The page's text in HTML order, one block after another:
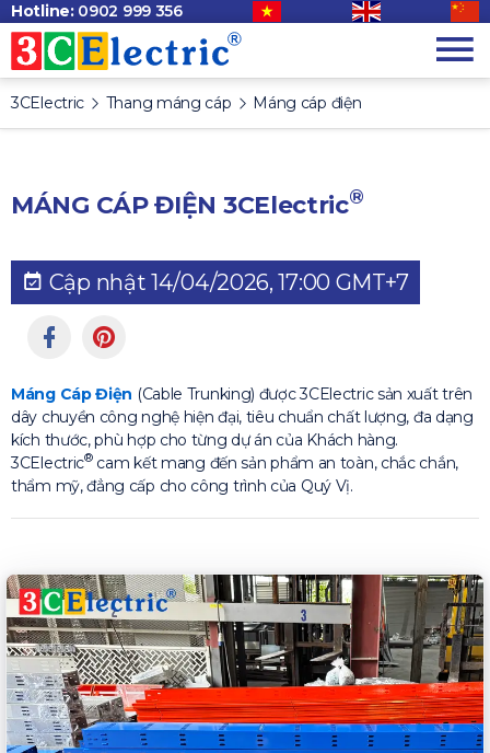
Hotline: 0902 999 356
3CElectric Thang máng cáp Máng cáp điện
MÁNG CÁP ĐIỆN 3CElectric®
Cập nhật 14/04/2026, 17:00 GMT+7
Máng Cáp Điện (Cable Trunking) được 3CElectric sản xuất trên
dây chuyền công nghệ hiện đại, tiêu chuẩn chất lượng, đa dạng
kích thước, phù hợp cho từng dự án của Khách hàng.
3CElectric®cam kết mang đến sản phẩm an toàn, chắc chắn,
thẩm mỹ, đẳng cấp cho công trình của Quý Vị.